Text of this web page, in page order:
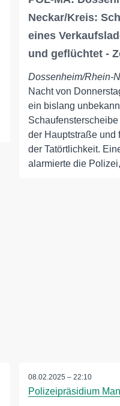
Neckar/Kreis:
eines
und geflüchtet -
Dossenheim/Rhein-
Nacht von
ein bislang
der Hauptstraße und
der Tatörtlichkeit.
alarmierte die
08.02.2025 – 22:10
Polizeipräsidium